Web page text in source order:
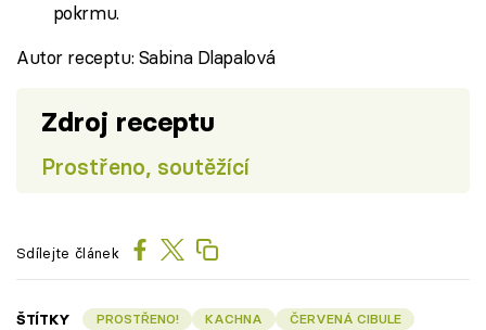
pokrmu.
Autor receptu: Sabina Dlapalová
Zdroj receptu
Prostřeno, soutěžící
Sdílejte článek
ŠTÍTKY PROSTŘENO! KACHNA ČERVENÁ CIBULE